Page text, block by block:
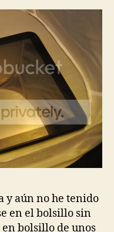
y aún no he tenido
en el bolsillo sin
bolsillo de unos